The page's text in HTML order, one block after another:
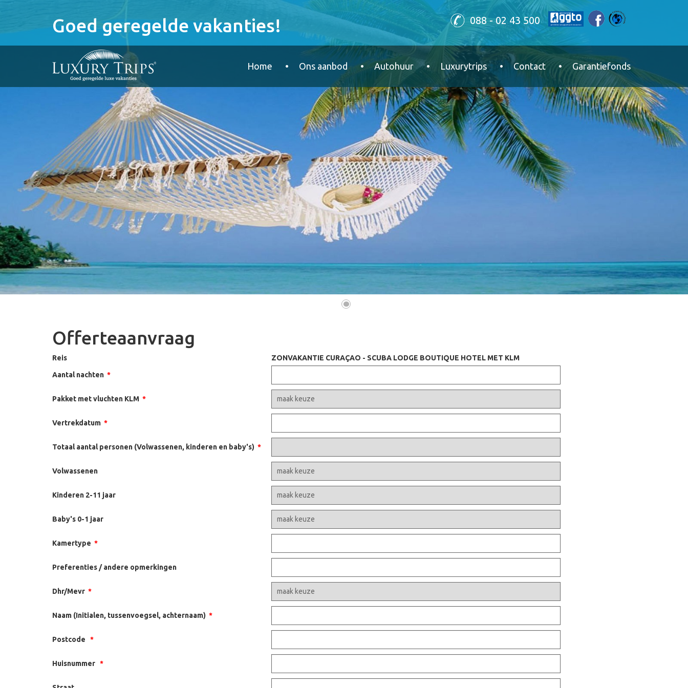
Goed geregelde vakanties! 088 - 02 43 500
Home Ons aanbod Autohuur Luxurytrips Contact Garantiefonds
•
Offerteaanvraag
Reis ZONVAKANTIE CURAÇAO - SCUBA LODGE BOUTIQUE HOTEL MET KLM
Aantal nachten *
Pakket met vluchten KLM *
Vertrekdatum *
Totaal aantal personen (Volwassenen, kinderen en baby's) *
Volwassenen
Kinderen 2-11 jaar
Baby's 0-1 jaar
Kamertype *
Preferenties / andere opmerkingen
Dhr/Mevr *
Naam (Initialen, tussenvoegsel, achternaam) *
Postcode *
Huisnummer *